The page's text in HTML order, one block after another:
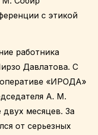
с этикой
работника
Давлатова. С
«ИРОДА»
А. М.
двух месяцев. За
от серьезных